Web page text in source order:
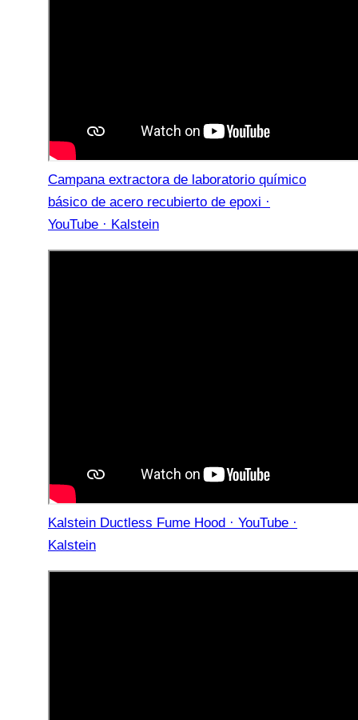
Campana extractora de laboratorio químico
básico de acero recubierto de epoxi ·
YouTube · Kalstein
Kalstein Ductless Fume Hood · YouTube ·
Kalstein